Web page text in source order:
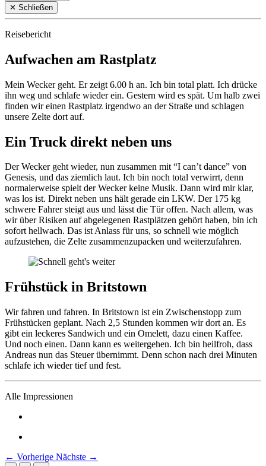
✕ Schließen
Reisebericht
Aufwachen am Rastplatz
Mein Wecker geht. Er zeigt 6.00 h an. Ich bin total platt. Ich drücke
ihn weg und schlafe wieder ein. Gestern wird es spät. Um halb zwei
finden wir einen Rastplatz irgendwo an der Straße und schlagen
unsere Zelte dort auf.
Ein Truck direkt neben uns
Der Wecker geht wieder, nun zusammen mit “I can’t dance” von
Genesis, und das ziemlich laut. Ich bin noch total verwirrt, denn
normalerweise spielt der Wecker keine Musik. Dann wird mir klar,
was los ist. Direkt neben uns hält gerade ein LKW. Der 175 kg
schwere Fahrer steigt aus und lässt die Tür offen. Nach allem, was
wir über Risiken auf abgelegenen Rastplätzen gehört haben, bin ich
sofort hellwach. Das ist Anlass für uns, so schnell wie möglich
aufzustehen, die Zelte zusammenzupacken und weiterzufahren.
Frühstück in Britstown
Wir fahren und fahren. In Britstown ist ein Zwischenstopp zum
Frühstücken geplant. Nach 2,5 Stunden kommen wir dort an. Es
gibt ein leckeres Sandwich und ein Omelett, dazu einen Kaffee.
Und noch einen. Dann kann es weitergehen. Ich bin heilfroh, dass
Andreas nun das Steuer übernimmt. Denn schon nach drei Minuten
schlafe ich wieder tief und fest.
Alle Impressionen
← Vorherige Nächste →